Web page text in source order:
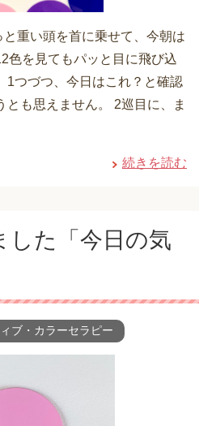
重い頭を首に乗せて、今朝は
色を見てもパッと目に飛び込
1つづつ、今日はこれ？と確認
とも思えません。 2巡目に、ま
続きを読む
した「今日の気
ブ・カラーセラピー